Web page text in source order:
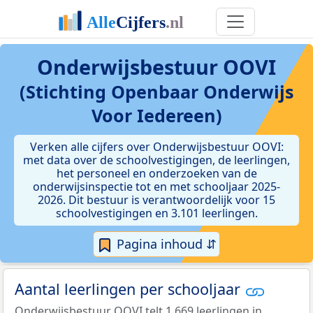
Onderwijsbestuur OOVI
(Stichting Openbaar Onderwijs
Voor Iedereen)
Verken alle cijfers over Onderwijsbestuur OOVI:
met data over de schoolvestigingen, de leerlingen,
het personeel en onderzoeken van de
onderwijsinspectie tot en met schooljaar 2025-
2026. Dit bestuur is verantwoordelijk voor 15
schoolvestigingen en 3.101 leerlingen.
Pagina inhoud ⇵
Aantal leerlingen per schooljaar